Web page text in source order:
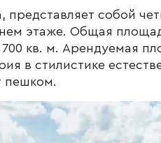
представляет собой
этаже. Общая
кв. м. Арендуемая
в стилистике
пешком.